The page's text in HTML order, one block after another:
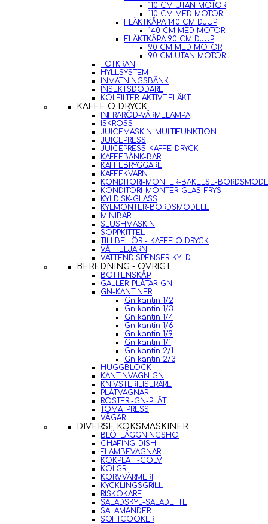
110 CM UTAN MOTOR
110 CM MED MOTOR
FLÄKTKÅPA 140 CM DJUP
140 CM MED MOTOR
FLÄKTKÅPA 90 CM DJUP
90 CM MED MOTOR
90 CM UTAN MOTOR
FOTKRAN
HYLLSYSTEM
INMATNINGSBÄNK
INSEKTSDÖDARE
KOLFILTER-AKTIVT-FLÄKT
KAFFE O DRYCK
INFRARÖD-VÄRMELAMPA
ISKROSS
JUICEMASKIN-MULTIFUNKTION
JUICEPRESS
JUICEPRESS-KAFFE-DRYCK
KAFFEBÄNK-BAR
KAFFEBRYGGARE
KAFFEKVARN
KONDITORI-MONTER-BAKELSE-
KONDITORI-MONTER-GLAS-FRYS
KYLDISK-GLASS
KYLMONTER-BORDSMODELL
MINIBAR
SLUSHMASKIN
SOPPKITTEL
TILLBEHÖR - KAFFE O DRYCK
VÅFFELJÄRN
VATTENDISPENSER-KYLD
BEREDNING - ÖVRIGT
BOTTENSKÅP
GALLER-PLÅTAR-GN
GN-KANTINER
Gn kantin 1/2
Gn kantin 1/3
Gn kantin 1/4
Gn kantin 1/6
Gn kantin 1/9
Gn kantin 1/1
Gn kantin 2/1
Gn kantin 2/3
HUGGBLOCK
KANTINVAGN GN
KNIVSTERILISERARE
PLÅTVAGNAR
ROSTFRI-GN-PLÅT
TOMATPRESS
VÅGAR
DIVERSE KÖKSMASKINER
BLÖTLÄGGNINGSHO
CHAFING-DISH
FLAMBEVAGNAR
KOKPLATT-GOLV
KOLGRILL
KORVVÄRMERI
KYCKLINGSGRILL
RISKOKARE
SALADSKYL-SALADETTE
SALAMANDER
SOFTCOOKER